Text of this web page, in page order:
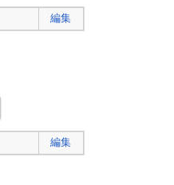
編集
編集